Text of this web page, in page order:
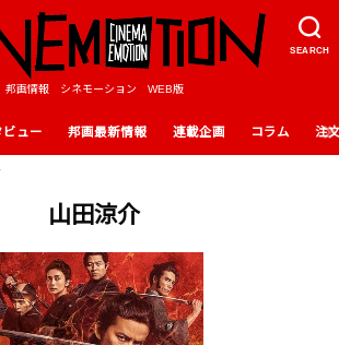
SEARCH
邦画情報 シネモーション WEB版
ビュー 邦画最新情報 連載企画 コラム 注
山田涼介